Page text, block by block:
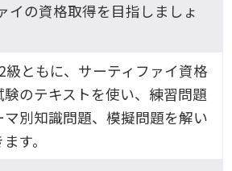
イの資格取得を目指しましょ
級ともに、サーティファイ資格
験のテキストを使い、練習問題
マ別知識問題、模擬問題を解い
す。